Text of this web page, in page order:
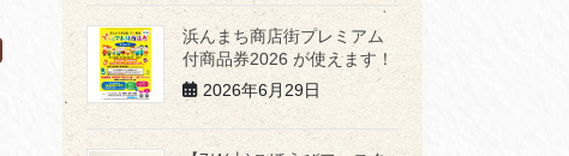
浜んまち商店街プレミアム
付商品券2026 が使えます！
2026年6月29日